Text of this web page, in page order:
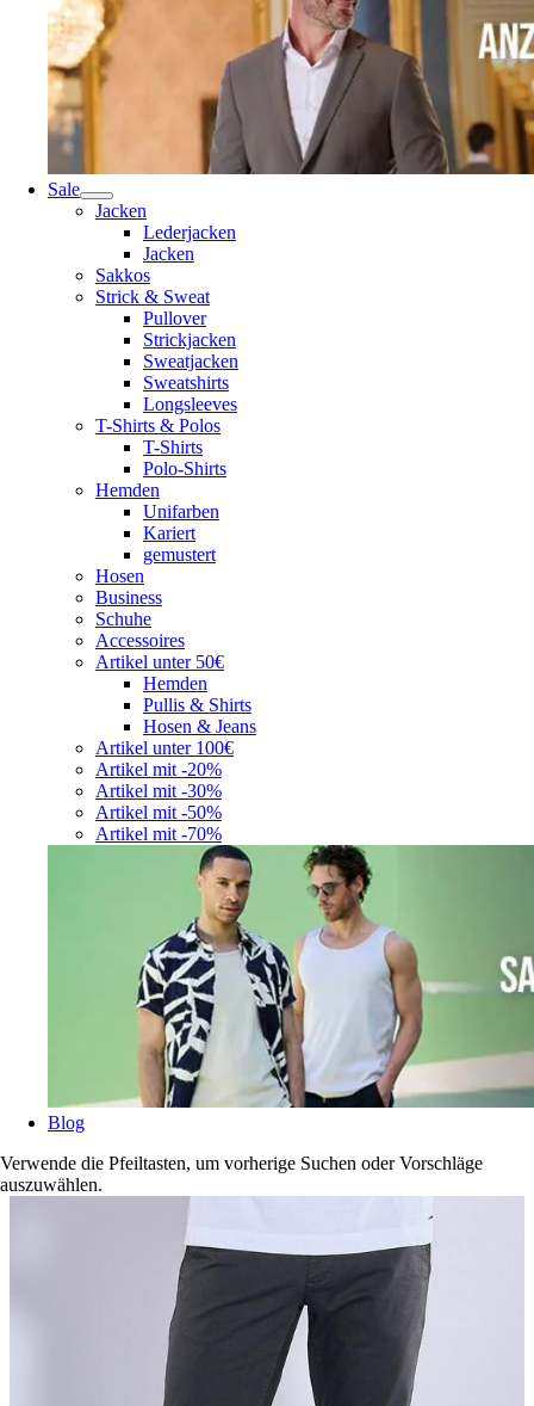
Sale
Jacken
Lederjacken
Jacken
Sakkos
Strick & Sweat
Pullover
Strickjacken
Sweatjacken
Sweatshirts
Longsleeves
T-Shirts & Polos
T-Shirts
Polo-Shirts
Hemden
Unifarben
Kariert
gemustert
Hosen
Business
Schuhe
Accessoires
Artikel unter 50€
Hemden
Pullis & Shirts
Hosen & Jeans
Artikel unter 100€
Artikel mit -20%
Artikel mit -30%
Artikel mit -50%
Artikel mit -70%
Blog
Verwende die Pfeiltasten, um vorherige Suchen oder Vorschläge
auszuwählen.